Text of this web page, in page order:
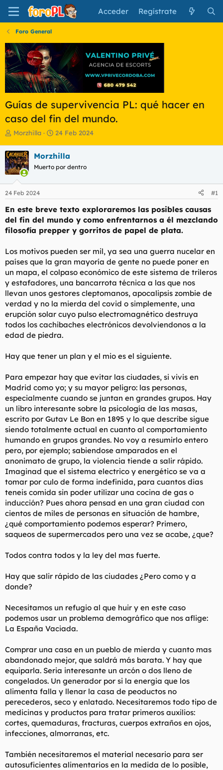
Acceder Regístrate
Foro General
Guías de supervivencia PL: qué hacer en
caso del fin del mundo.
I
i
c
i
a
d
o
d
e
l
e
m
a
Morzhilla
F
h
a
e
i
c
i
24 Feb 2024
Morzhilla
Muerto por dentro
24 Feb 2024 #1
En este breve texto exploraremos las posibles causas
del fin del mundo y como enfrentarnos a él mezclando
filosofía prepper y gorritos de papel de plata.
Los motivos pueden ser mil, ya sea una guerra nucelar en
países que la gran mayoría de gente no puede poner en
un mapa, el colpaso económico de este sistema de trileros
y estafadores, una bancarrota técnica a las que nos
llevan unos gestores cleptomanos, apocalipsis zombie de
verdad y no la mierda del covid o simplemente, una
erupción solar cuyo pulso electromagnético destruya
todos los cachibaches electrónicos devolviendonos a la
edad de piedra.
Hay que tener un plan y el mio es el siguiente.
Para empezar hay que evitar las ciudades, si vivis en
Madrid como yo; y su mayor peligro: las personas,
especialmente cuando se juntan en grandes grupos. Hay
un libro interesante sobre la psicología de las masas,
escrito por Gutav Le Bon en 1895 y lo que describe sigue
siendo totalmente actual en cuanto al comportamiento
humando en grupos grandes. No voy a resumirlo entero
pero, por ejemplo; sabiendose amparados en el
anonimato de grupo, la violencia tiende a salir rápido.
Imaginad que el sistema electrico y energético se va a
tomar por culo de forma indefinida, para cuantos dias
teneis comida sin poder utilizar una cocina de gas o
inducción? Pues ahora pensad en una gran ciudad con
cientos de miles de personas en situación de hambre,
¿qué comportamiento podemos esperar? Primero,
saqueos de supermercados pero una vez se acabe, ¿que?
Todos contra todos y la ley del mas fuerte.
Hay que salir rápido de las ciudades ¿Pero como y a
donde?
Necesitamos un refugio al que huir y en este caso
podemos usar un problema demográfico que nos aflige:
La España Vaciada.
Comprar una casa en un pueblo de mierda y cuanto mas
abandonado mejor, que saldrá más barata. Y hay que
equiparla. Seria interesante un arcón o dos lleno de
congelados. Un generador por si la energia que los
alimenta falla y llenar la casa de peoductos no
perecederos, seco y enlatado. Necesitaremos todo tipo de
medicinas y productos para tratar primeros auxilios:
cortes, quemaduras, fracturas, cuerpos extraños en ojos,
infecciones, almorranas, etc.
También necesitaremos el material necesario para ser
autosuficientes alimentarios en la medida de lo posible,